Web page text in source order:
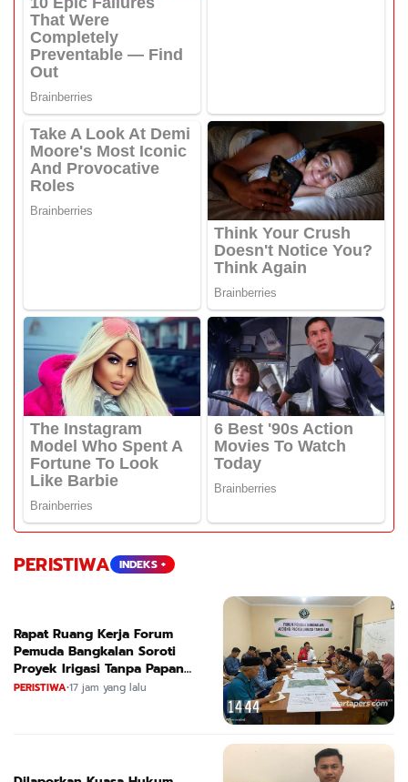
PERISTIWA INDEKS +
Rapat Ruang Kerja Forum
Pemuda Bangkalan Soroti
Proyek Irigasi Tanpa Papan
Nama
PERISTIWA•17 jam yang lalu